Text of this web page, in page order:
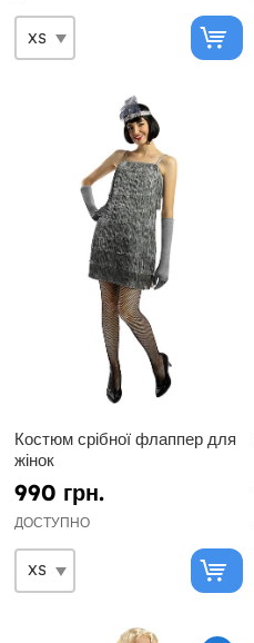
Костюм срібної флаппер для
жінок
990 грн.
ДОСТУПНО